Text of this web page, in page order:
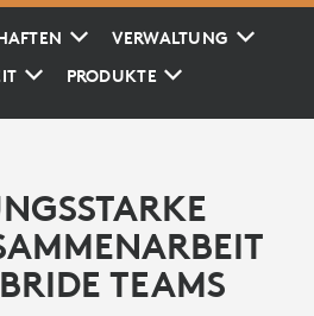
VERWALTUNG
PRODUKTE
TEAMS